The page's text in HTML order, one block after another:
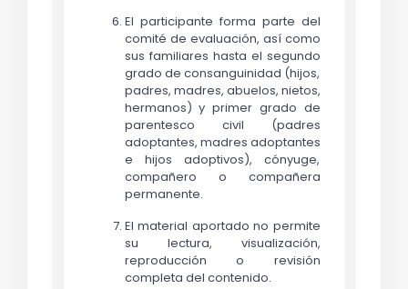
El participante forma parte del
comité de evaluación, así como
sus familiares hasta el segundo
grado de consanguinidad (hijos,
padres, madres, abuelos, nietos,
hermanos) y primer grado de
parentesco civil (padres
adoptantes, madres adoptantes
e hijos adoptivos), cónyuge,
compañero o compañera
permanente.
El material aportado no permite
su lectura, visualización,
reproducción o revisión
completa del contenido.